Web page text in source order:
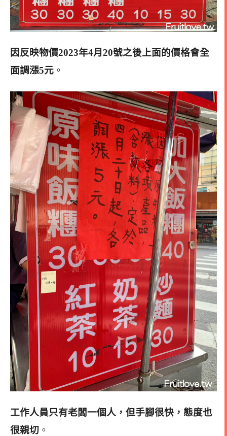
因反映物價2023年4月20號之後上面的價格會全
面調漲5元 。
工作人員只有老闆一個人，但手腳很快，態度也
很親切 。